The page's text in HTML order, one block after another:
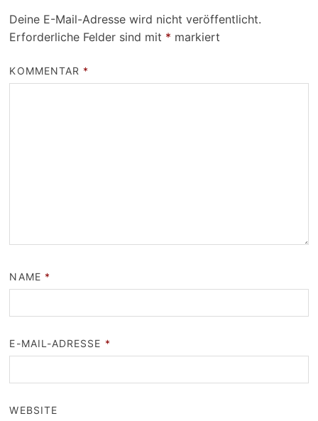
Deine E-Mail-Adresse wird nicht veröffentlicht.
Erforderliche Felder sind mit * markiert
KOMMENTAR *
NAME *
E-MAIL-ADRESSE *
WEBSITE